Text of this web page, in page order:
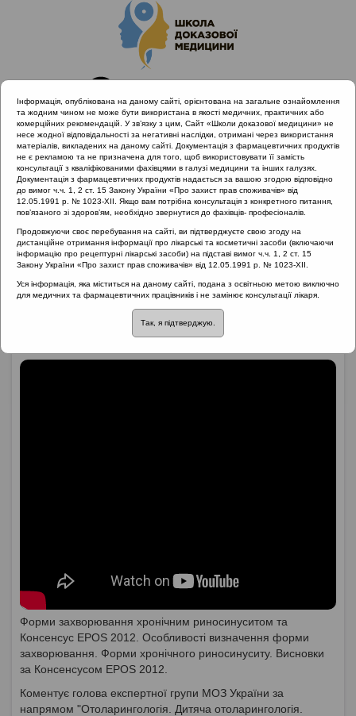
Головна
Матеріали за МКХ-11
12 Хвороби органів дихання
Форми захворювання ХРС та Консенсус EPOS 2012
Форми захворювання
ХРС та Консенсус
EPOS 2012
Форми захворювання хронічним риносинуситом та
Консенсус EPOS 2012. Особливості визначення форми
захворювання. Форми хронічного риносинуситу. Висновки
за Консенсусом EPOS 2012.
Коментує голова експертної групи МОЗ України за
напрямом "Отоларингологія. Дитяча отоларингологія.
Інформація, опублікована на даному сайті, орієнтована на загальне ознайомлення
та жодним чином не може бути використана в якості медичних, практичних або
комерційних рекомендацій. У зв’язку з цим, Сайт «Школи доказової медицини» не
несе жодної відповідальності за негативні наслідки, отримані через використання
матеріалів, викладених на даному сайті. Документація з фармацевтичних продуктів
не є рекламою та не призначена для того, щоб використовувати її замість
консультації з кваліфікованими фахівцями в галузі медицини та інших галузях.
Документація з фармацевтичних продуктів надається за вашою згодою відповідно
до вимог ч.ч. 1, 2 ст. 15 Закону України «Про захист прав споживачів» від
12.05.1991 р. № 1023-XII. Якщо вам потрібна консультація з конкретного питання,
пов’язаного зі здоров’ям, необхідно звернутися до фахівців- професіоналів.
Продовжуючи своє перебування на сайті, ви підтверджуєте свою згоду на
дистанційне отримання інформації про лікарські та косметичні засоби (включаючи
інформацію про рецептурні лікарські засоби) на підставі вимог ч.ч. 1, 2 ст. 15
Закону України «Про захист прав споживачів» від 12.05.1991 р. № 1023-XII.
Уся інформація, яка міститься на даному сайті, подана з освітньою метою виключно
для медичних та фармацевтичних працівників і не замінює консультації лікаря.
Так, я підтверджую.